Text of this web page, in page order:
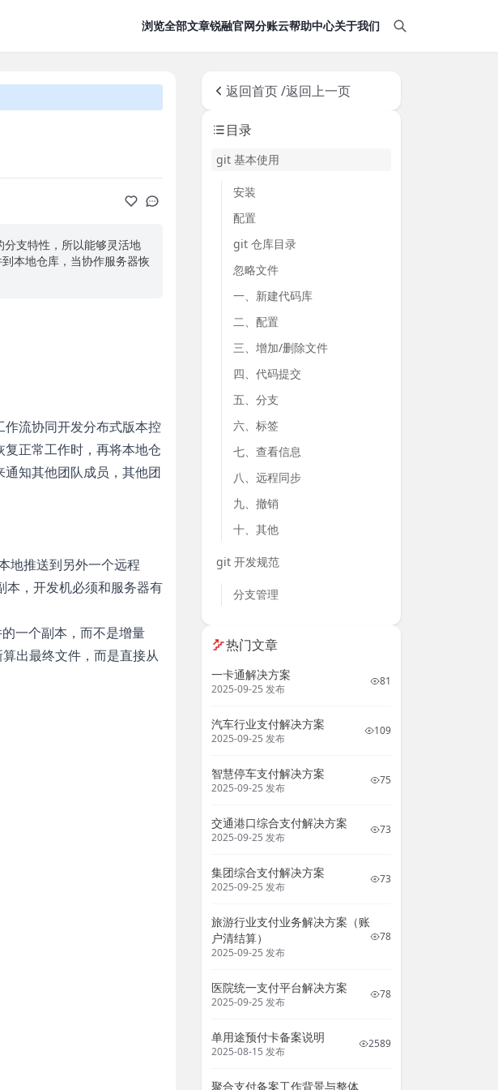
浏览全部文章锐融官网分账云帮助中心关于我们
支特性，所以能够灵活地
本地仓库，当协作服务器恢
流协同开发分布式版本控
正常工作时，再将本地仓
通知其他团队成员，其他团
地推送到另外一个远程
本，开发机必须和服务器有
一个副本，而不是增量
出最终文件，而是直接从
返回首页 /返回上一页
目录
git 基本使用
安装
配置
git 仓库目录
忽略文件
一、新建代码库
二、配置
三、增加/删除文件
四、代码提交
五、分支
六、标签
七、查看信息
八、远程同步
九、撤销
十、其他
git 开发规范
分支管理
热门文章
一卡通解决方案
2025-09-25 发布
81
汽车行业支付解决方案
2025-09-25 发布
109
智慧停车支付解决方案
2025-09-25 发布
75
交通港口综合支付解决方案
2025-09-25 发布
73
集团综合支付解决方案
2025-09-25 发布
73
旅游行业支付业务解决方案（账
户清结算）
2025-09-25 发布
78
医院统一支付平台解决方案
2025-09-25 发布
78
单用途预付卡备案说明
2025-08-15 发布
2589
聚合支付备案工作背景与整体